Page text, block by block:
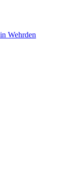
Wehrden